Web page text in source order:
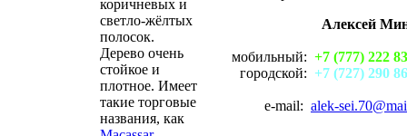
коричневых и
светло-жёлтых
полосок.
Дерево очень
стойкое и
плотное. Имеет
такие торговые
названия, как
Алексей
мобильный: +7 (777) 222
городской: +7 (727) 290
e-mail: alek-